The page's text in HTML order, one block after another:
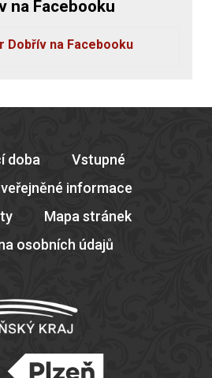
na Facebooku
Dobřív na Facebooku
doba
Vstupné
informace
Mapa stránek
osobních údajů